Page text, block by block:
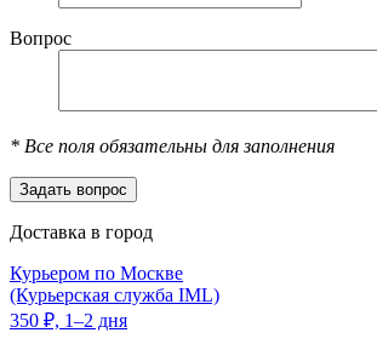
Вопрос
* Все поля обязательны для заполнения
Доставка в город
Курьером по Москве
(Курьерская служба IML)
350 ₽, 1–2 дня